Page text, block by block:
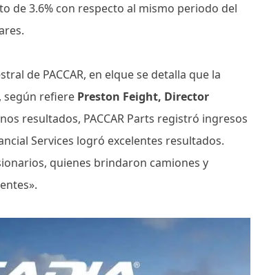
de 3.6% con respecto al mismo periodo del
de PACCAR, en elque se detalla que la
según refiere Preston Feight, Director
resultados, PACCAR Parts registró ingresos
Services logró excelentes resultados.
quienes brindaron camiones y